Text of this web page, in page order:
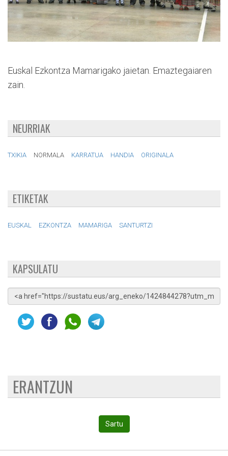
Euskal Ezkontza Mamarigako jaietan. Emaztegaiaren
zain.
NEURRIAK
TXIKIA NORMALA KARRATUA HANDIA ORIGINALA
ETIKETAK
EUSKAL EZKONTZA MAMARIGA SANTURTZI
KAPSULATU
ERANTZUN
Sartu